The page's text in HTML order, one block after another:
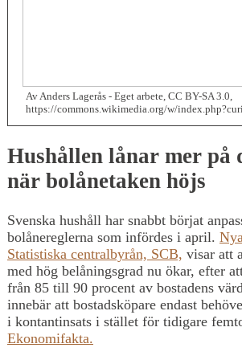
Av Anders Lagerås - Eget arbete, CC BY-SA 3.0,
https://commons.wikimedia.org/w/
Hushållen lånar mer på
när bolånetaken höjs
Svenska hushåll har snabbt börjat
bolånereglerna som infördes i april.
Statistiska centralbyrån, SCB, visar att
med hög belåningsgrad nu ökar, efter
från 85 till 90 procent av bostadens
innebär att bostadsköpare endast
i kontantinsats i stället för tidigare
Ekonomifakta.